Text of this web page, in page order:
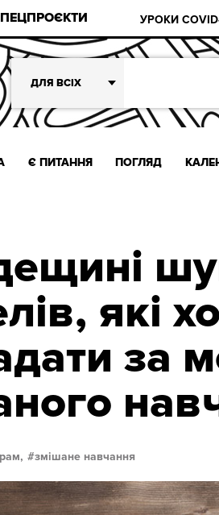
УРОКИ
ДЛЯ ВСІХ
Є ПИТАННЯ ПОГЛЯД
які
за
змішане навчання